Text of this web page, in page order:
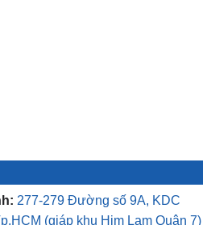
277-279 Đường số 9A, KDC
(giáp khu Him Lam Quận 7)